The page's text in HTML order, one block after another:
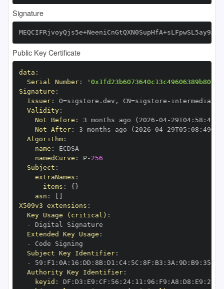
Signature
Public Key Certificate
data :
Serial Number:
Signature :
Issuer: O=sigstore.dev , CN=sigstore -
Validity:
Not Before : 3 months ago (2026 -04- 29T04: 58 :
Not After: 3 months ago (2026 -04- 29T05 : 08 : 49+00
Algorithm:
name :
namedCurve : P- 256
Subject :
extraNames :
items : { }
asn :
X509v3 extensions :
Key Usage (critical) :
-
Extended Key Usage :
-
Subject Key Identifier:
-
59 : F1 : 0A : 16 : DD : 8B: D1 : C4: 5C : 8F : B3 : 3A : 9D : B9 : 35
Authority Key Identifier:
keyid : DF : D3 : E9 : CF : 56 : 24: 11 : 96 : F9 : A8 : D8 : E9 : 28